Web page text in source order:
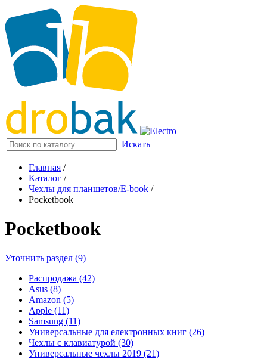
Искать
Главная /
Каталог /
Чехлы для планшетов/E-book /
Pocketbook
Pocketbook
Уточнить раздел (9)
Распродажа (42)
Asus (8)
Amazon (5)
Apple (11)
Samsung (11)
Универсальные для електронных книг (26)
Чехлы с клавиатурой (30)
Универсальные чехлы 2019 (21)